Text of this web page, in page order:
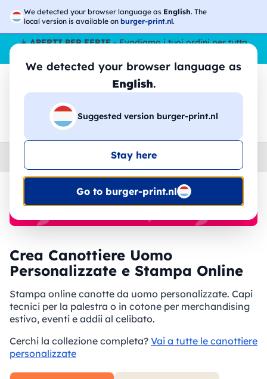
We detected your browser language as English. The
local version is available on burger-print.nl.
We detected your browser language as
English.
Suggested version burger-print.nl
Stay here
Go to burger-print.nl
☀️APERTI PER FERIE- Evadiamo i tuoi ordini per tutta
🔎 Cerca tra i prodotti
Uomo
🔥 -30% Stampa DTF
Crea Canottiere Uomo
Personalizzate e Stampa Online
Stampa online canotte da uomo personalizzate. Capi
tecnici per la palestra o in cotone per merchandising
estivo, eventi e addii al celibato.
Cerchi la collezione completa? Vai a tutte le canottiere
personalizzate